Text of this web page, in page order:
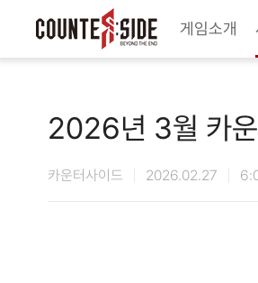
게임소개
TwitterYoutubeNaver Game
Steam
2026년 3월 카
카운터사이드 2026.02.27